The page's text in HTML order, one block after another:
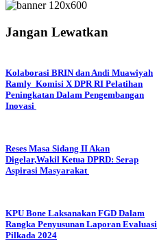
Jangan Lewatkan
Kolaborasi BRIN dan Andi Muawiyah
Ramly Komisi X DPR RI Pelatihan
Peningkatan Dalam Pengembangan
Inovasi
Reses Masa Sidang II Akan
Digelar,Wakil Ketua DPRD: Serap
Aspirasi Masyarakat
KPU Bone Laksanakan FGD Dalam
Rangka Penyusunan Laporan Evaluasi
Pilkada 2024